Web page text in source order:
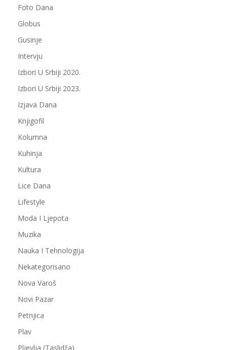
Foto Dana
Globus
Gusinje
Intervju
Izbori U Srbiji 2020.
Izbori U Srbiji 2023.
Izjava Dana
Knjigofil
Kolumna
Kuhinja
Kultura
Lice Dana
Lifestyle
Moda I Ljepota
Muzika
Nauka I Tehnologija
Nekategorisano
Nova Varoš
Novi Pazar
Petnjica
Plav
Pljevlja (Taslidža)